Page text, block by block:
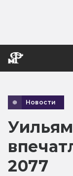
Новости
2077